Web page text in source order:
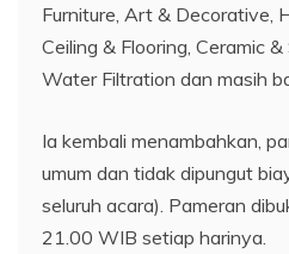
Furniture, Art & Decorative,
Ceiling & Flooring, Ceramic
Water Filtration dan masih
Ia kembali menambahkan,
umum dan tidak dipungut
seluruh acara). Pameran
21.00 WIB setiap harinya.